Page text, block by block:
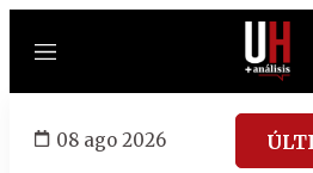
Menú
08 ago 2026